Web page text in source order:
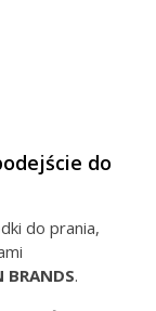
do
do prania,
.